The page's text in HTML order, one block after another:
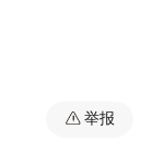
举报